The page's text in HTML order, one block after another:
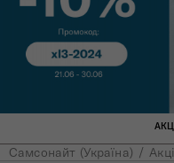
Самсонайт (Україна)